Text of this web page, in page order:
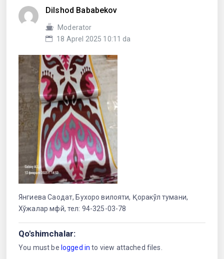
Dilshod Bababekov
Moderator
18 Aprel 2025 10:11 da
Янгиева Саодат, Бухоро вилояти, Қоракўл тумани,
Хўжалар мфй, тел: 94-325-03-78
Qo'shimchalar:
You must be logged in to view attached files.